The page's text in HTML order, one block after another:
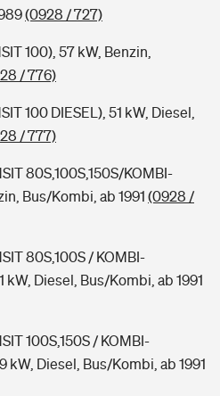
(0928 / 727)
100), 57 kW, Benzin,
/ 776)
100 DIESEL), 51 kW, Diesel,
/ 777)
80S,100S,150S/KOMBI-
Bus/Kombi, ab 1991 (0928 /
80S,100S / KOMBI-
kW, Diesel, Bus/Kombi, ab 1991
100S,150S / KOMBI-
kW, Diesel, Bus/Kombi, ab 1991